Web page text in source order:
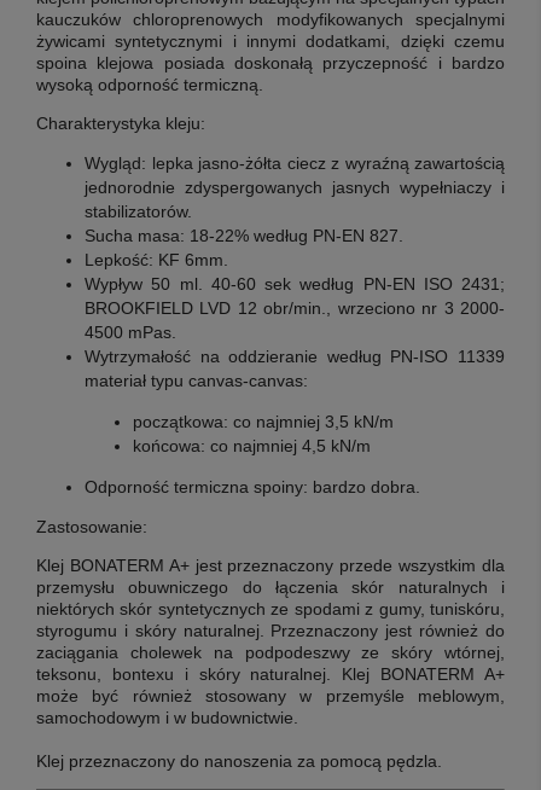
kauczuków chloroprenowych modyfikowanych specjalnymi
żywicami syntetycznymi i innymi dodatkami, dzięki czemu
spoina klejowa posiada doskonałą przyczepność i bardzo
wysoką odporność termiczną.
Charakterystyka kleju:
Wygląd: lepka jasno-żółta ciecz z wyraźną zawartością
jednorodnie zdyspergowanych jasnych wypełniaczy i
stabilizatorów.
Sucha masa: 18-22% według PN-EN 827
Lepkość: KF 6mm
Wypływ 50 ml. 40-60 sek według PN-EN ISO 2431;
BROOKFIELD LVD 12 obr/min., wrzeciono nr 3 2000-
4500 mPas
Wytrzymałość na oddzieranie według PN-ISO 11339
materiał typu canvas-canvas:
początkowa: co najmniej 3,5 kN/m
końcowa: co najmniej 4,5 kN/m
Odporność termiczna spoiny: bardzo dobra
Zastosowanie:
Klej BONATERM A+ jest przeznaczony przede wszystkim dla
przemysłu obuwniczego do łączenia skór naturalnych i
niektórych skór syntetycznych ze spodami z gumy, tuniskóru,
styrogumu i skóry naturalnej. Przeznaczony jest również do
zaciągania cholewek na podpodeszwy ze skóry wtórnej,
teksonu, bontexu i skóry naturalnej. Klej BONATERM A+
może być również stosowany w przemyśle meblowym,
samochodowym i w budownictwie.
Klej przeznaczony do nanoszenia za pomocą pędzla.